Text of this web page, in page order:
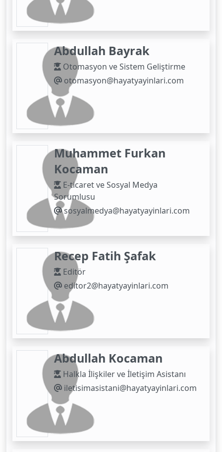
Abdullah Bayrak
Otomasyon ve Sistem Geliştirme
otomasyon@hayatyayinlari.com
Muhammet Furkan
Kocaman
E-ticaret ve Sosyal Medya
Sorumlusu
sosyalmedya@hayatyayinlari.com
Recep Fatih Şafak
Editör
editor2@hayatyayinlari.com
Abdullah Kocaman
Halkla İlişkiler ve İletişim Asistanı
iletisimasistani@hayatyayinlari.com